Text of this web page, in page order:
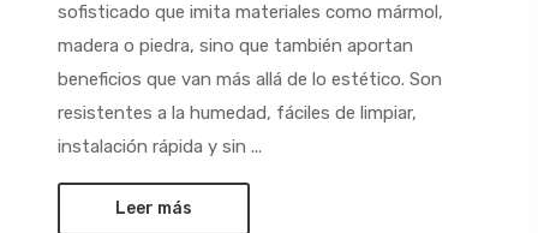
sofisticado que imita materiales como mármol,
madera o piedra, sino que también aportan
beneficios que van más allá de lo estético. Son
resistentes a la humedad, fáciles de limpiar,
instalación rápida y sin ...
Leer más